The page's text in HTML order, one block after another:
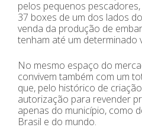
pelos pequenos
37 boxes de um dos lados
venda da produção de
tenham até um determinado
No mesmo espaço do
convivem também com um
que, pelo histórico de
autorização para revender
apenas do município, como
Brasil e do mundo.